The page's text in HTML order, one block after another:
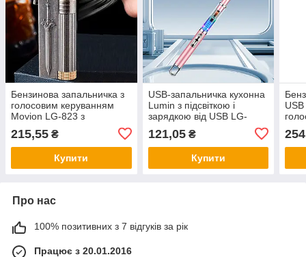
Бензинова запальничка з
голосовим керуванням
Movion LG-823 з
підпалом від руху
215,55 ₴
Купити
USB-запальничка кухонна
Lumin з підсвіткою і
зарядкою від USB LG-
121,05₴
Купити
Про нас
100% позитивних з 7 відгуків за рік
Працює з 20.01.2016